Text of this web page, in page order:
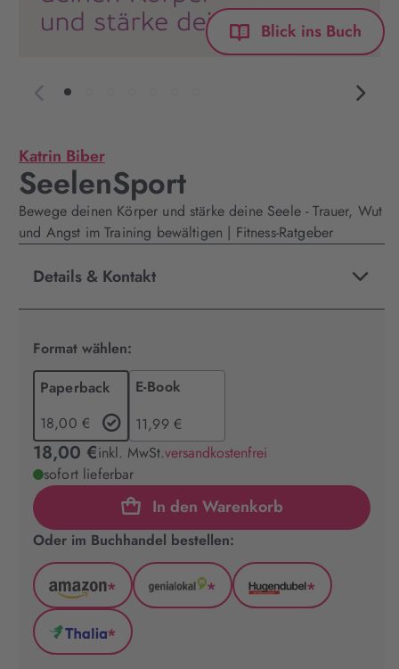
Blick ins Buch
Katrin Biber
SeelenSport
Bewege deinen Körper und stärke deine Seele - Trauer, Wut
und Angst im Training bewältigen | Fitness-Ratgeber
Details & Kontakt
Format wählen:
Paperback
18,00 €
E-Book
11,99 €
18,00 €inkl. MwSt.versandkostenfrei
sofort lieferbar
In den Warenkorb
Oder im Buchhandel bestellen:
Amazon
(wird
in
neuem
*
GenialLokal
*
Hugendubel
*
Thalia
*